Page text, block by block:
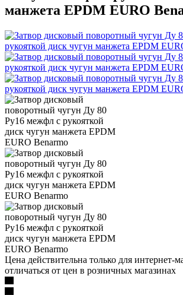
манжета EPDM EURO
Цена действительна только для интернет-
отличаться от цен в розничных магазинах